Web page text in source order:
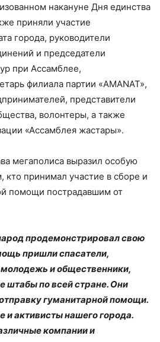
накануне Дня единства
приняли участие
города, руководители
и председатели
при Ассамблее,
филиала партии «AMANAT»,
представители
волонтеры, а также
«Ассамблея жастары».
мегаполиса выразил особую
кто принимал участие в сборе и
помощи пострадавшим от
продемонстрировал свою
пришли спасатели,
и общественники,
штабы по всей стране. Они
гуманитарной помощи.
и активисты нашего города.
компании и